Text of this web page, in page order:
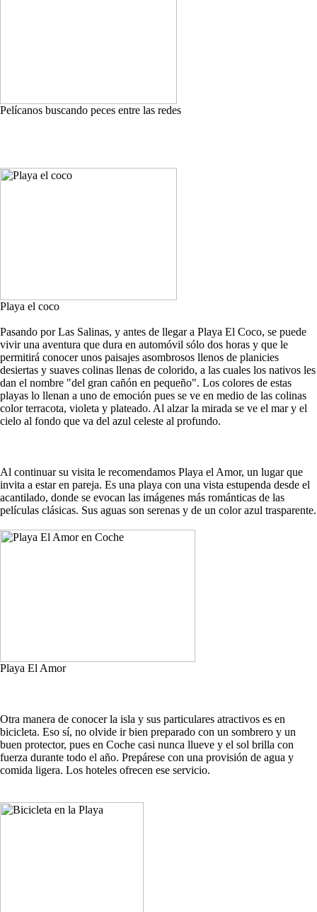
Pelícanos buscando peces entre las redes
Playa el coco
Pasando por Las Salinas, y antes de llegar a Playa El Coco, se puede
vivir una aventura que dura en automóvil sólo dos horas y que le
permitirá conocer unos paisajes asombrosos llenos de planicies
desiertas y suaves colinas llenas de colorido, a las cuales los nativos les
dan el nombre "del gran cañón en pequeño". Los colores de estas
playas lo llenan a uno de emoción pues se ve en medio de las colinas
color terracota, violeta y plateado. Al alzar la mirada se ve el mar y el
cielo al fondo que va del azul celeste al profundo.
Al continuar su visita le recomendamos Playa el Amor, un lugar que
invita a estar en pareja. Es una playa con una vista estupenda desde el
acantilado, donde se evocan las imágenes más románticas de las
películas clásicas. Sus aguas son serenas y de un color azul trasparente.
Playa El Amor
Otra manera de conocer la isla y sus particulares atractivos es en
bicicleta. Eso sí, no olvide ir bien preparado con un sombrero y un
buen protector, pues en Coche casi nunca llueve y el sol brilla con
fuerza durante todo el año. Prepárese con una provisión de agua y
comida ligera. Los hoteles ofrecen ese servicio.